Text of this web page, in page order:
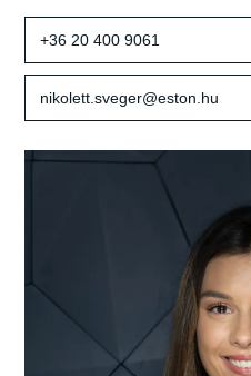
+36 20 400 9061
nikolett.sveger@eston.hu